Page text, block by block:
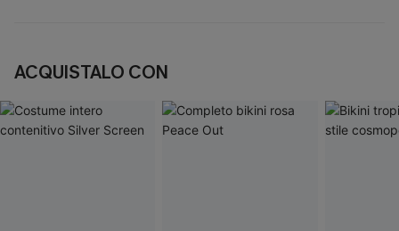
ACQUISTALO CON